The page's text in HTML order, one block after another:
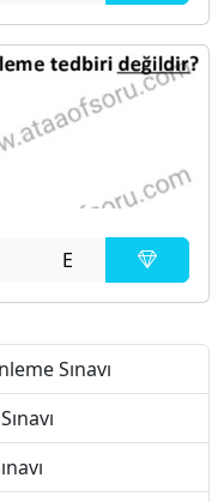
E
Sınavı